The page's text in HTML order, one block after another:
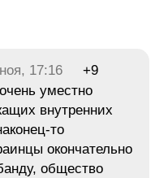
17:16
+9
уместно
внутренних
то
окончательно
общество